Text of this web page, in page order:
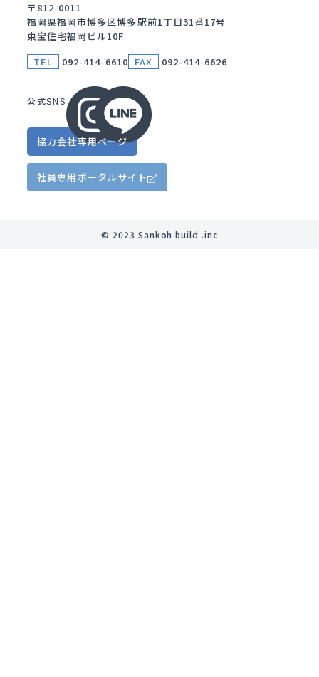
〒812-0011
福岡県福岡市博多区博多駅前1丁目31番17号
東宝住宅福岡ビル10F
TEL
092-414-6610 FAX 092-414-6626
公式SNS
協力会社専用ページ
社員専用 ポータルサイト
©︎ 2023 Sankoh build .inc